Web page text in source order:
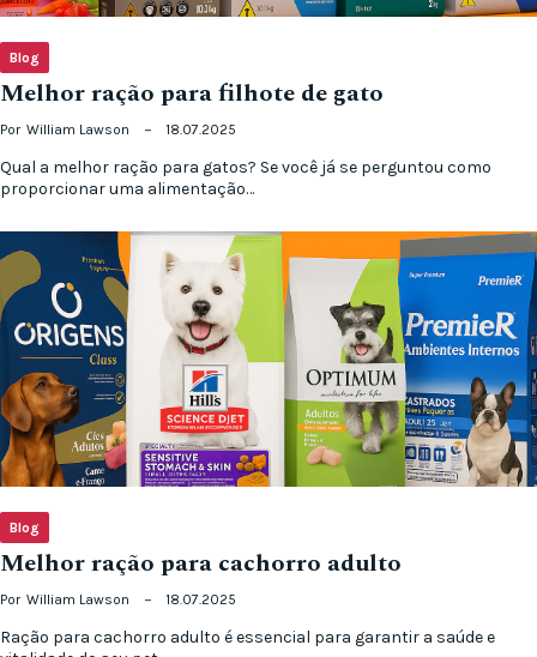
Blog
Melhor ração para filhote de gato
Por William Lawson 18.07.2025
Qual a melhor ração para gatos? Se você já se perguntou como
proporcionar uma alimentação…
Blog
Melhor ração para cachorro adulto
Por William Lawson 18.07.2025
Ração para cachorro adulto é essencial para garantir a saúde e